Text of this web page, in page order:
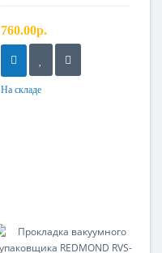
760.00р.
На складе